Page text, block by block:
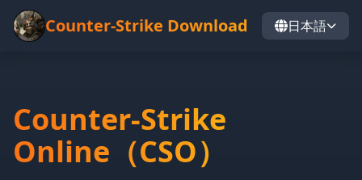
Counter-Strike Download 日本語
Counter-Strike
Online（CSO）